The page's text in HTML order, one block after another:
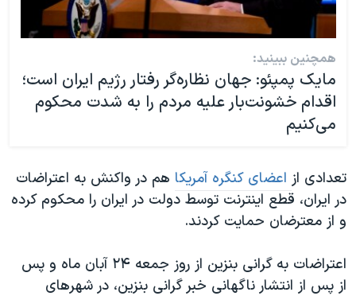
همچنین ببینید:
مایک پمپئو: جهان نظاره‌گر رفتار رژیم ایران است؛
اقدام خشونت‌بار علیه مردم را به شدت محکوم
می‌کنیم
تعدادی از اعضای کنگره آمریکا هم در واکنش به اعتراضات
در ایران، قطع اینترنت توسط دولت در ایران را محکوم کرده
و از معترضان حمایت کردند.
اعتراضات به گرانی بنزین از روز جمعه ۲۴ آبان ماه و پس
از پس از انتشار ناگهانی خبر گرانی بنزین، در شهرهای